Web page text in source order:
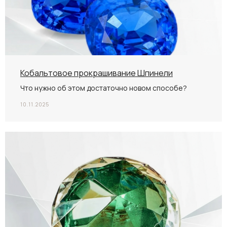
Кобальтовое прокрашивание Шпинели
Что нужно об этом достаточно новом способе?
10.11.2025